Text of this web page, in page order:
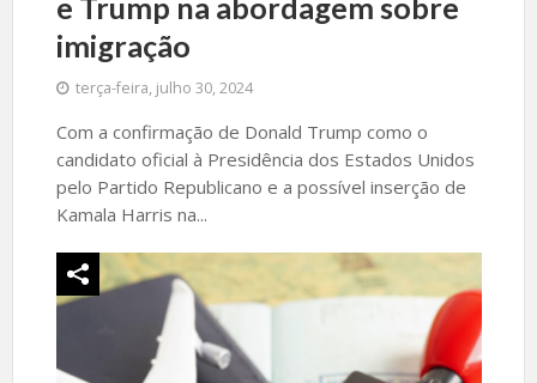
e Trump na abordagem sobre
imigração
terça-feira, julho 30, 2024
Com a confirmação de Donald Trump como o
candidato oficial à Presidência dos Estados Unidos
pelo Partido Republicano e a possível inserção de
Kamala Harris na...